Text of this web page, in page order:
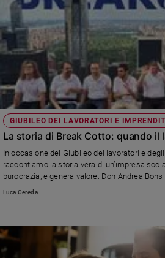
GIUBILEO DEI LAVORATORI E
La storia di Break Cotto: quando il
In occasione del Giubileo dei lavoratori e
raccontiamo la storia vera di un’impresa
burocrazia, e genera valore. Don Andrea
Cotto persone con autismo in un’impresa
Luca Cereda